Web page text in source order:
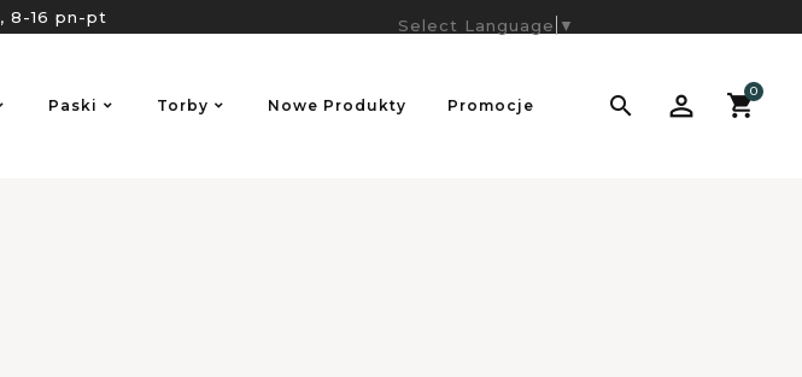
, 8-16 pn-pt
0

Paski Torby Nowe Produkty Promocje
Select Language ▼